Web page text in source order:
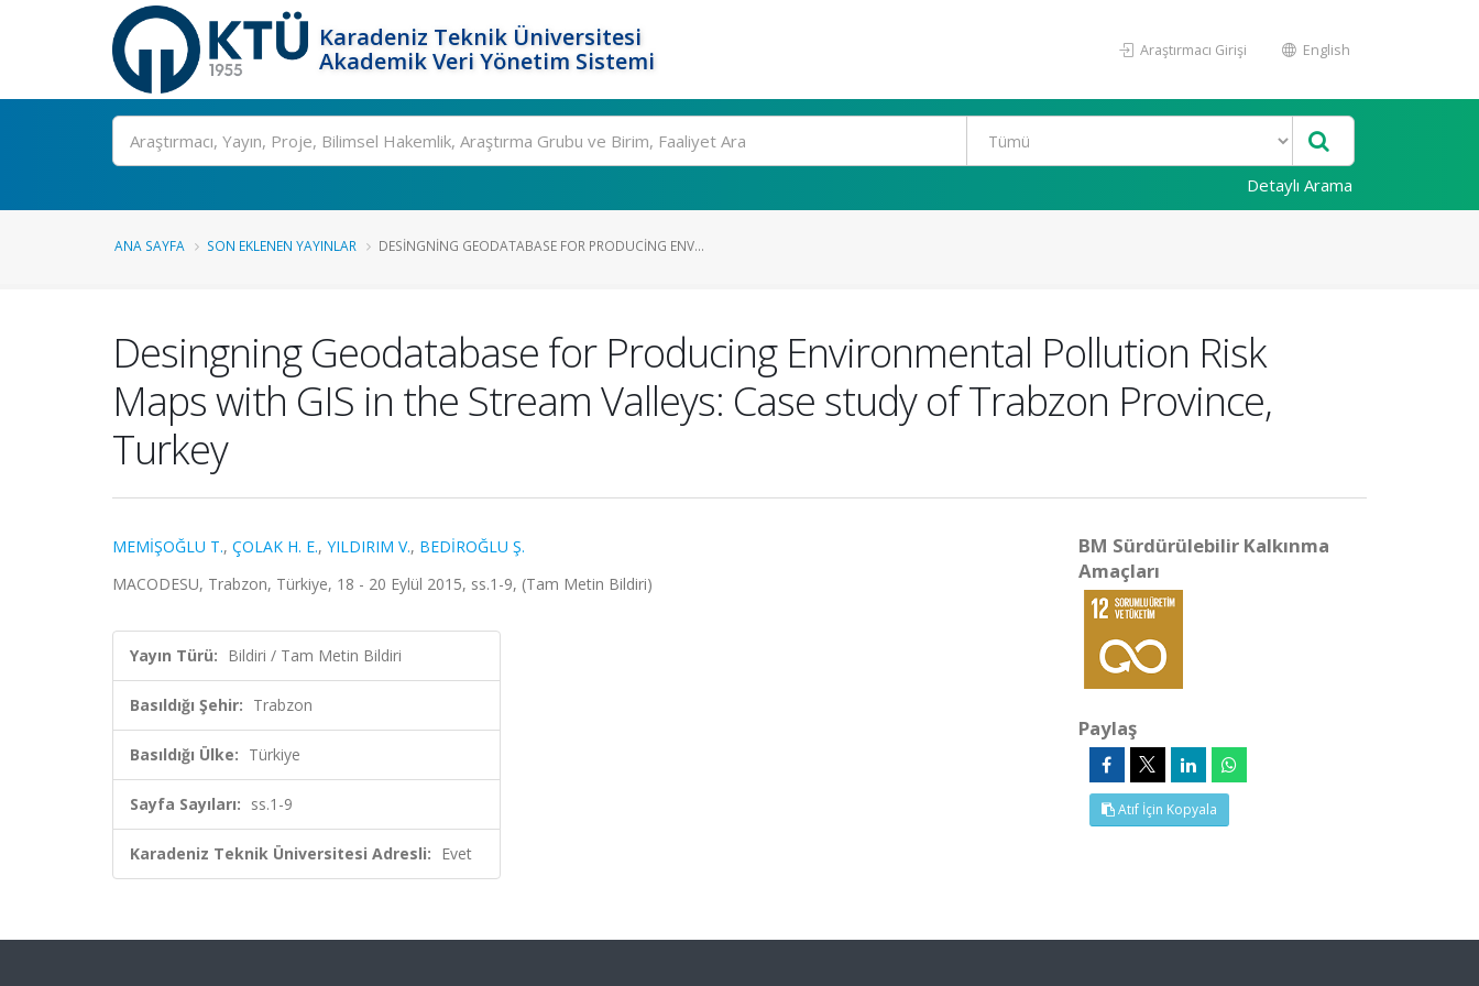
Karadeniz Teknik Üniversitesi
Akademik Veri Yönetim Sistemi
Araştırmacı Girişi English
Ara
Detaylı Arama
ANA SAYFA SON EKLENEN YAYINLAR DESINGNING GEODATABASE FOR PRODUCING ENV...
Desingning Geodatabase for Producing Environmental Pollution Risk
Maps with GIS in the Stream Valleys: Case study of Trabzon Province,
Turkey
MEMİŞOĞLU T., ÇOLAK H. E., YILDIRIM V., BEDİROĞLU Ş.
MACODESU, Trabzon, Türkiye, 18 - 20 Eylül 2015, ss.1-9, (Tam Metin Bildiri)
Yayın Türü: Bildiri / Tam Metin Bildiri
Basıldığı Şehir: Trabzon
Basıldığı Ülke: Türkiye
Sayfa Sayıları: ss.1-9
Karadeniz Teknik Üniversitesi Adresli: Evet
BM Sürdürülebilir Kalkınma
Amaçları
Paylaş
Atıf İçin Kopyala